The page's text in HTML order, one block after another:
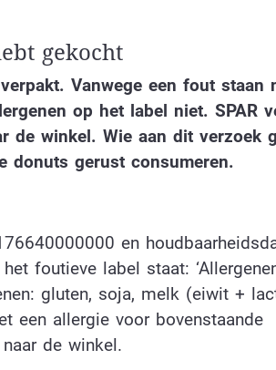
gekocht
Vanwege een fout staan
op het label niet. SPAR
de winkel. Wie aan dit verzoek
donuts gerust consumeren.
en
foutieve label staat:
gluten, soja, melk (eiwit +
een allergie voor bovenstaande
de winkel.